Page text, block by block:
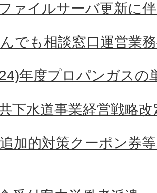
ァイルサーバ更新に
でも相談窓口運営業
年度プロパンガスの
下水道事業経営戦略
加的対策クーポン券